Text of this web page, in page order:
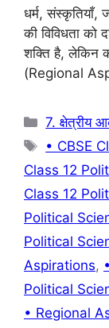
b
o
o
A
p
p
धर्म, संस्कृतियाँ,
की विविधता को
शक्ति है, लेकिन
(Regional
7. क्षेत्रीय
Tags
• CBSE
Class 12
Class 12
Political
Political
Aspirations,
Political
• Regional